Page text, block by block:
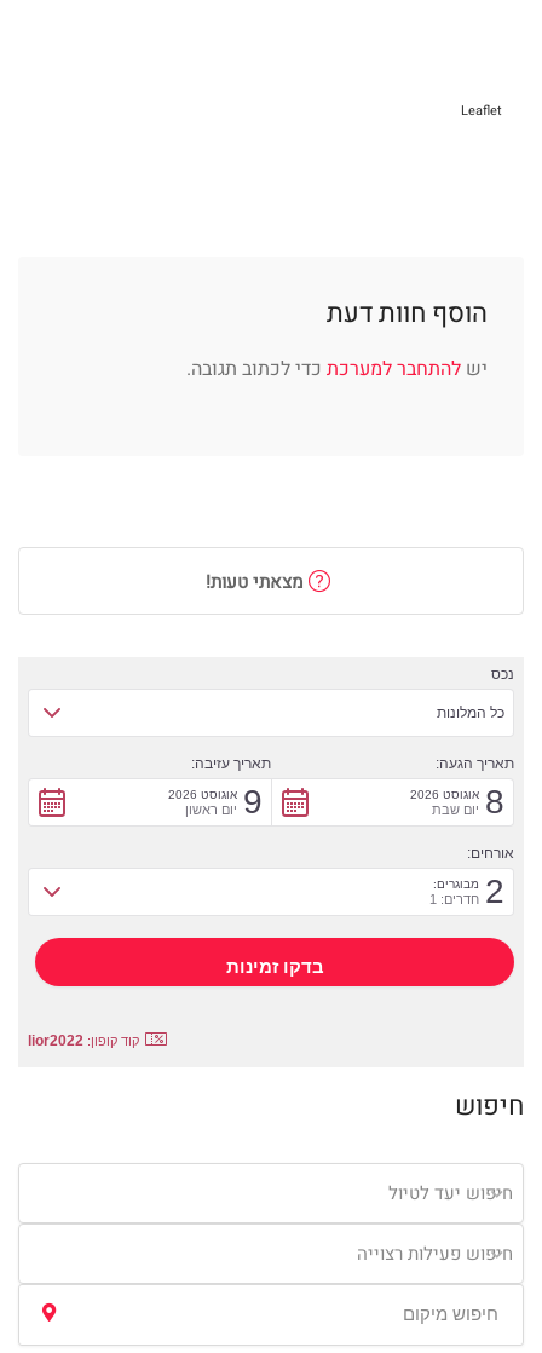
Leaflet
הוסף חוות דעת
יש להתחבר למערכת כדי לכתוב תגובה.
מצאתי טעות!
נכס
כל המלונות
תאריך הגעה:
8 אוגוסט 2026
יום שבת
תאריך עזיבה:
9 אוגוסט 2026
יום ראשון
אורחים:
2 מבוגרים:
חדרים: 1
קוד קופון: lior2022
חיפוש
חיפוש יעד לטיול
חיפוש פעילות רצוייה